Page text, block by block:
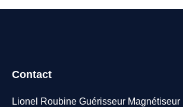
Contact
Lionel Roubine Guérisseur Magnétiseur